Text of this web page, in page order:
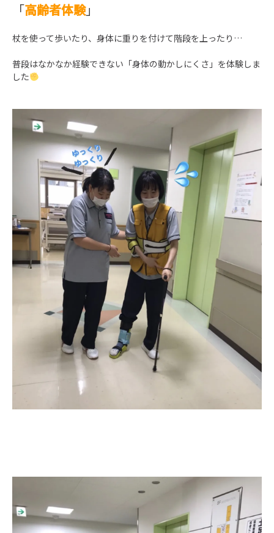
「高齢者体験」
杖を使って歩いたり、身体に重りを付けて階段を上ったり…
普段はなかなか経験できない「身体の動かしにくさ」を体験しま
した